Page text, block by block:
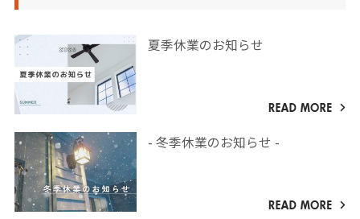
夏季休業のお知らせ
- 冬季休業のお知らせ -